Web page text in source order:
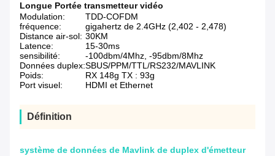
Longue Portée transmetteur vidéo
Modulation:
TDD-COFDM
fréquence:
gigahertz de 2.4GHz (2,402 - 2,478)
Distance air-sol: 30KM
Latence:
15-30ms
sensibilité:
-100dbm/4Mhz, -95dbm/8Mhz
Données duplex:SBUS/PPM/TTL/RS232/MAVLINK
Poids:
RX 148g TX : 93g
Port visuel:
HDMI et Ethernet
Définition
système de données de Mavlink de duplex d'émetteur